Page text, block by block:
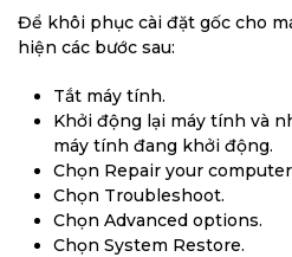
Để khôi phục cài đặt gốc cho
hiện các bước sau:
Tắt máy tính.
Khởi động lại máy tính và
máy tính đang khởi động.
Chọn Repair your
Chọn Troubleshoot.
Chọn Advanced options.
Chọn System Restore.